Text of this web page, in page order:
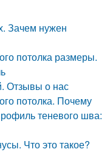
Зачем нужен
потолка размеры.
Отзывы о нас
потолка. Почему
теневого шва:
Что это такое?